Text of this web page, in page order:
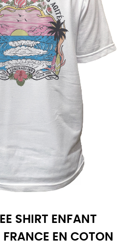
SHIRT ENFANT
FRANCE EN COTON